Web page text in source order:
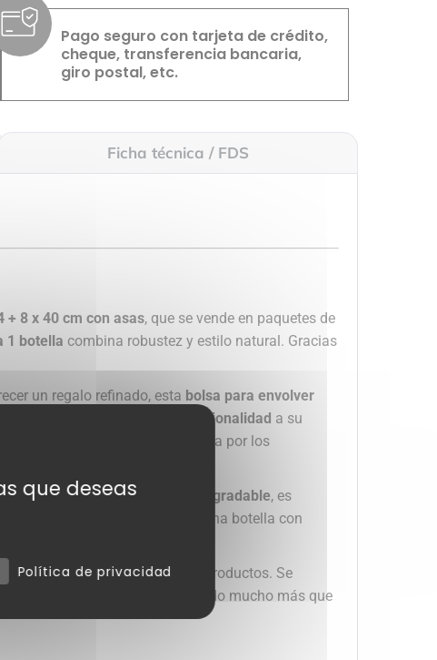
Pago seguro con tarjeta de crédito,
cheque, transferencia bancaria,
giro postal, etc.
Ficha técnica / FDS
+ 8 x 40 cm con asas, que se vende en paquetes de
1 botella combina robustez y estilo natural. Gracias
un regalo refinado, esta bolsa para envolver
añade un toque de profesionalidad a su
cada vez más apreciada por los
papel kraftreciclable y biodegradable, es
diseñado para contener una botella con
que realza el valor de sus productos. Se
Con esta bolsa, estará ofreciendo mucho más que
que deseas
Política de privacidad